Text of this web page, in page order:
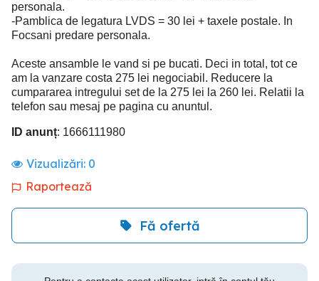
personala.
-Pamblica de legatura LVDS = 30 lei + taxele postale. In
Focsani predare personala.
Aceste ansamble le vand si pe bucati. Deci in total, tot ce
am la vanzare costa 275 lei negociabil. Reducere la
cumpararea intregului set de la 275 lei la 260 lei. Relatii la
telefon sau mesaj pe pagina cu anuntul.
ID anunț: 1666111980
Vizualizări: 0
Raportează
Fă ofertă